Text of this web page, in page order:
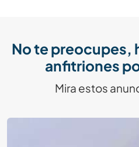
No te preocupes,
anfitriones
Mira estos